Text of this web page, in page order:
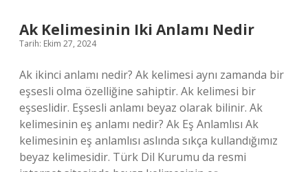
Ak Kelimesinin Iki Anlamı Nedir
Tarih: Ekim 27, 2024
Ak ikinci anlamı nedir? Ak kelimesi aynı zamanda bir
eşsesli olma özelliğine sahiptir. Ak kelimesi bir
eşseslidir. Eşsesli anlamı beyaz olarak bilinir. Ak
kelimesinin eş anlamı nedir? Ak Eş Anlamlısı Ak
kelimesinin eş anlamlısı aslında sıkça kullandığımız
beyaz kelimesidir. Türk Dil Kurumu da resmi